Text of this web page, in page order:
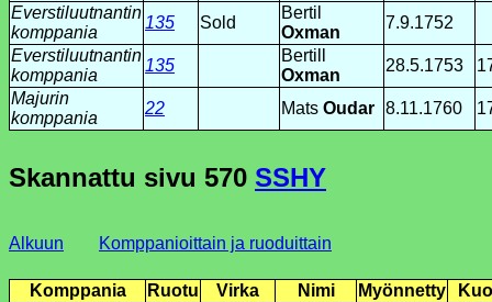
Everstiluutnantin
komppania
135 Sold
Bertil
Oxman
7.9.1752
Everstiluutnantin
komppania
135
Bertill
Oxman
28.5.1753
Majurin
komppania
22 Mats Oudar 8.11.1760
Skannattu sivu 570 SSHY
Alkuun Komppanioittain ja ruoduittain
Komppania Ruotu Virka Nimi Myönnetty